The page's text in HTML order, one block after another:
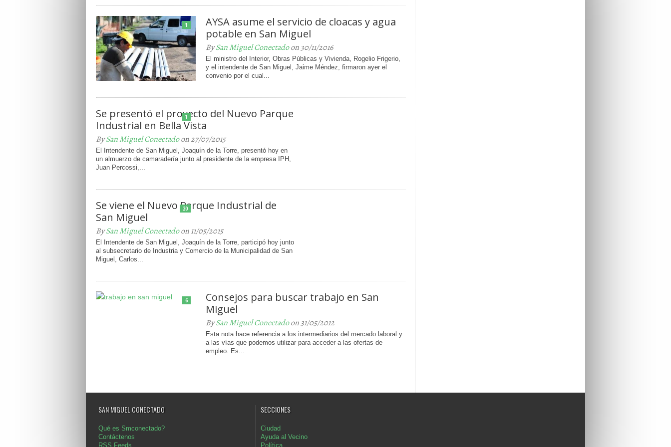
1
AYSA asume el servicio de cloacas y agua
potable en San Miguel
BySan Miguel Conectadoon 30/11/2016
El ministro del Interior, Obras Públicas y Vivienda, Rogelio Frigerio,
y el intendente de San Miguel, Jaime Méndez, firmaron ayer el
convenio por el cual...
1
Se presentó el proyecto del Nuevo Parque
Industrial en Bella Vista
BySan Miguel Conectadoon 27/07/2015
El Intendente de San Miguel, Joaquín de la Torre, presentó hoy en
un almuerzo de camaradería junto al presidente de la empresa IPH,
Juan Percossi,...
20
Se viene el Nuevo Parque Industrial de
San Miguel
BySan Miguel Conectadoon 11/05/2015
El Intendente de San Miguel, Joaquín de la Torre, participó hoy junto
al subsecretario de Industria y Comercio de la Municipalidad de San
Miguel, Carlos...
6
Consejos para buscar trabajo en San
Miguel
BySan Miguel Conectadoon 31/05/2012
Esta nota hace referencia a los intermediarios del mercado laboral y
a las vías que podemos utilizar para acceder a las ofertas de
empleo. Es...
SAN MIGUEL CONECTADO
Qué es Smconectado?
Contáctenos
RSS Feeds
SECCIONES
Ciudad
Ayuda al Vecino
Política